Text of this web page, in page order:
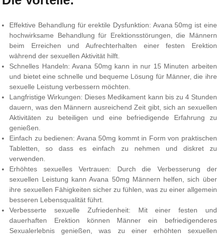
Effektive Behandlung für erektile Dysfunktion: Avana 50mg ist eine
hochwirksame Behandlung für Erektionsstörungen, die Männern
beim Erreichen und Aufrechterhalten einer festen Erektion
während der sexuellen Aktivität hilft.
Schnelles Handeln: Avana 50mg kann in nur 15 Minuten arbeiten
und bietet eine schnelle und bequeme Lösung für Männer, die ihre
sexuelle Leistung verbessern möchten.
Langfristige Wirkungen: Dieses Medikament kann bis zu 4 Stunden
dauern, was den Männern ausreichend Zeit gibt, sich an sexuellen
Aktivitäten zu beteiligen und eine befriedigende Erfahrung zu
genießen.
Einfach zu bedienen: Avana 50mg kommt in Form von praktischen
Tabletten, so dass es einfach zu nehmen und diskret zu
verwenden.
Erhöhtes sexuelles Vertrauen: Durch die Verbesserung der
sexuellen Leistung kann Avana 50mg Männern helfen, sich über
ihre sexuellen Fähigkeiten sicher zu fühlen, was zu einer allgemein
besseren Lebensqualität führt.
Verbesserte sexuelle Zufriedenheit: Mit einer festen und
dauerhaften Erektion können Männer ein befriedigenderes
Sexualerlebnis genießen, was zu einer erhöhten sexuellen